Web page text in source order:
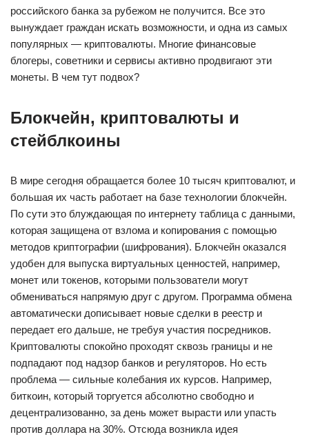
российского банка за рубежом не получится. Все это
вынуждает граждан искать возможности, и одна из самых
популярных — криптовалюты. Многие финансовые
блогеры, советники и сервисы активно продвигают эти
монеты. В чем тут подвох?
Блокчейн, криптовалюты и
стейблкоины
В мире сегодня обращается более 10 тысяч криптовалют, и
большая их часть работает на базе технологии блокчейн.
По сути это блуждающая по интернету таблица с данными,
которая защищена от взлома и копирования с помощью
методов криптографии (шифрования). Блокчейн оказался
удобен для выпуска виртуальных ценностей, например,
монет или токенов, которыми пользователи могут
обмениваться напрямую друг с другом. Программа обмена
автоматически дописывает новые сделки в реестр и
передает его дальше, не требуя участия посредников.
Криптовалюты спокойно проходят сквозь границы и не
подпадают под надзор банков и регуляторов. Но есть
проблема — сильные колебания их курсов. Например,
биткоин, который торгуется абсолютно свободно и
децентрализованно, за день может вырасти или упасть
против доллара на 30%. Отсюда возникла идея